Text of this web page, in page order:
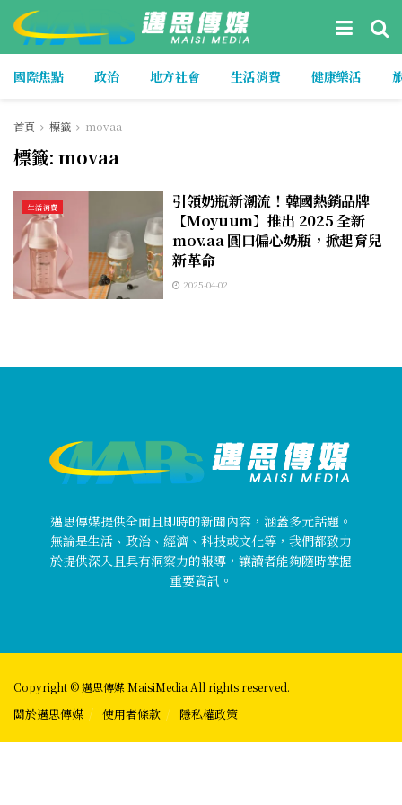
國際焦點 政治 地方社會 生活消費 健康樂活
首頁 標籤 movaa
標籤:movaa
生活消費
引領奶瓶新潮流！韓國熱銷品牌
【Moyuum】推出 2025 全新
mov.aa 圓口偏心奶瓶，掀起育兒
新革命
2025-04-02
邁思傳媒提供全面且即時的新聞內容，涵蓋多元話題。
無論是生活、政治、經濟、科技或文化等，我們都致力
於提供深入且具有洞察力的報導，讓讀者能夠隨時掌握
重要資訊。
Copyright © 邁思傳媒 MaisiMedia All rights reserved.
關於邁思傳媒 使用者條款 隱私權政策